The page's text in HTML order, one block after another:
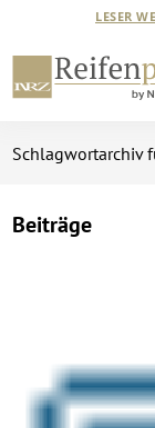
LESER
Schlagwortarchiv
Beiträge